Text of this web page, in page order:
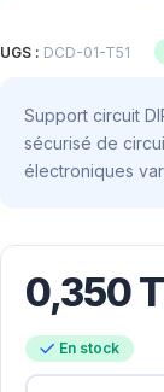
UGS : DCD-01-T51
Support circuit
sécurisé de
électroniques
0,350
En stock